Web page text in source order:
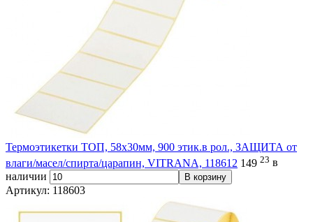
Термоэтикетки ТОП, 58х30мм, 900 этик.в рол., ЗАЩИТА от
влаги/масел/спирта/царапин, VITRANA, 118612 149 23 в
наличии
В корзину
Артикул: 118603